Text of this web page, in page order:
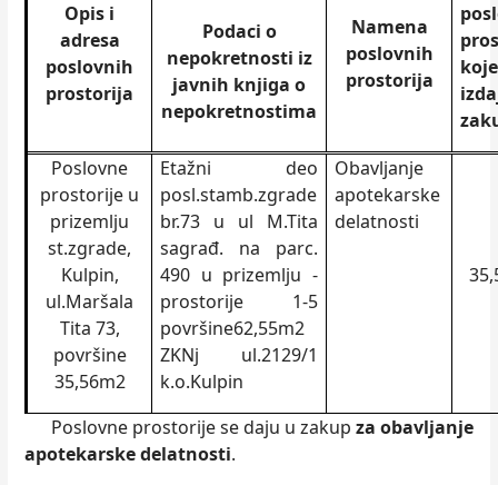
Opis i
adresa
poslovnih
prostorija
Podaci o
nepokretnosti iz
javnih knjiga o
nepokretnostima
Namena
poslovnih
prostorija
Poslovne
prostorije u
prizemlju
st.zgrade,
Kulpin,
ul.Maršala
Tita 73,
površine
35,56m2
Etažni deo
posl.stamb.zgrade
br.73 u ul M.Tita
sagrađ. na parc.
490 u prizemlju -
prostorije 1-5
površine62,55m2
ZKNj ul.2129/1
k.o.Kulpin
Obavljanje
apotekarske
delatnosti
Poslovne prostorije se daju u zakup za obavljanje
apotekarske delatnosti.